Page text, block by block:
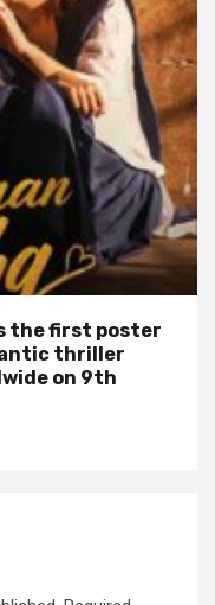
the first poster
thriller
on 9th